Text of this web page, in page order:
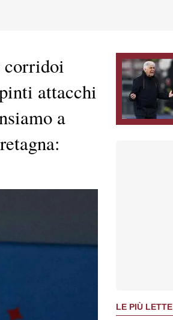
corridoi
attacchi
a
LE PIÙ LETTE